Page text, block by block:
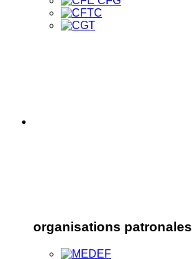
organisations patronales